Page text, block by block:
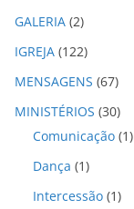
GALERIA (2)
IGREJA (122)
MENSAGENS (67)
MINISTÉRIOS (30)
Comunicação (1)
Dança (1)
Intercessão (1)